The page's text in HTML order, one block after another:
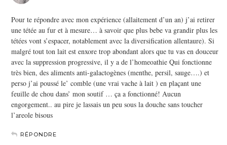
Pour te répondre avec mon expérience (allaitement d’un an) j’ai retirer
une tétée au fur et à mesure… à savoir que plus bebe va grandir plus les
tétées vont s’espacer, notablement avec la diversification allentaure). Si
malgré tout ton lait est enxore trop abondant alors que tu vas en douceur
avec la suppression progressive, il y a de l’homeoathie Qui fonctionne
très bien, des aliments anti-galactogènes (menthe, persil, sauge….) et
perso j’ai poussé le’ comble (une vrai vache à lait ) en plaçant une
feuille de chou dans’ mon soutif … ça a fonctionné! Aucun
engorgement.. au pire je lassais un peu sous la douche sans toucher
l’areole bisous
RÉPONDRE